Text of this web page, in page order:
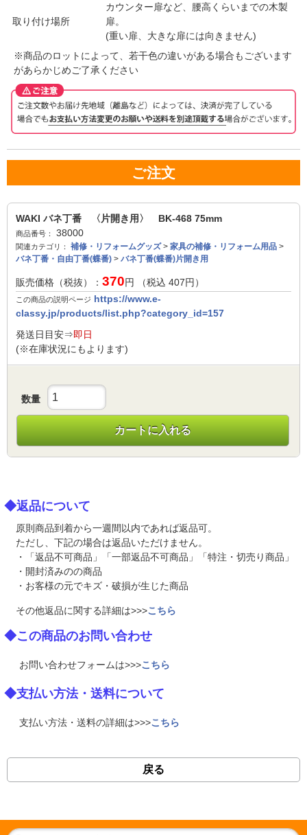
取り付け場所
カウンター扉など、腰高くらいまでの木製
扉。
(重い扉、大きな扉には向きません)
※商品のロットによって、若干色の違いがある場合もございます
があらかじめご了承ください
ご注文
WAKI バネ丁番 〈片開き用〉 BK-468 75mm
商品番号： 38000
関連カテゴリ： 補修・リフォームグッズ> 家具の補修・リフォーム用品 >
バネ丁番・自由丁番(蝶番) > バネ丁番(蝶番)片開き用
販売価格（税抜）： 370円 （税込 407円）
この商品の説明ページ https://www.e-
classy.jp/products/list.php?category_id=157
発送日目安⇒即日
(※在庫状況にもよります)
数量
カートに入れる
◆返品について
原則商品到着から一週間以内であれば返品可。
ただし、下記の場合は返品いただけません。
・「返品不可商品」「一部返品不可商品」「特注・切売り商品」
・開封済みのの商品
・お客様の元でキズ・破損が生じた商品
その他返品に関する詳細は>>>こちら
◆この商品のお問い合わせ
お問い合わせフォームは>>>こちら
◆支払い方法・送料について
支払い方法・送料の詳細は>>>こちら
戻る